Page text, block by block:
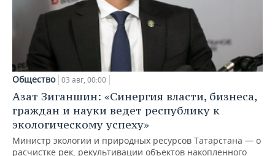
Общество 03 авг, 00:00
Азат Зиганшин: «Синергия власти, бизнеса,
граждан и науки ведет республику к
экологическому успеху»
Министр экологии и природных ресурсов Татарстана — о
расчистке рек, рекультивации объектов накопленного